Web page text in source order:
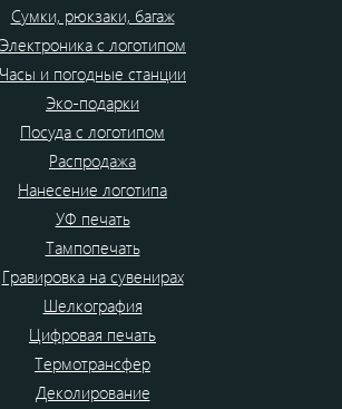
Сумки, рюкзаки, багаж
Электроника с логотипом
Часы и погодные станции
Эко-подарки
Посуда с логотипом
Распродажа
Нанесение логотипа
УФ печать
Тампопечать
Гравировка на сувенирах
Шелкография
Цифровая печать
Термотрансфер
Деколирование